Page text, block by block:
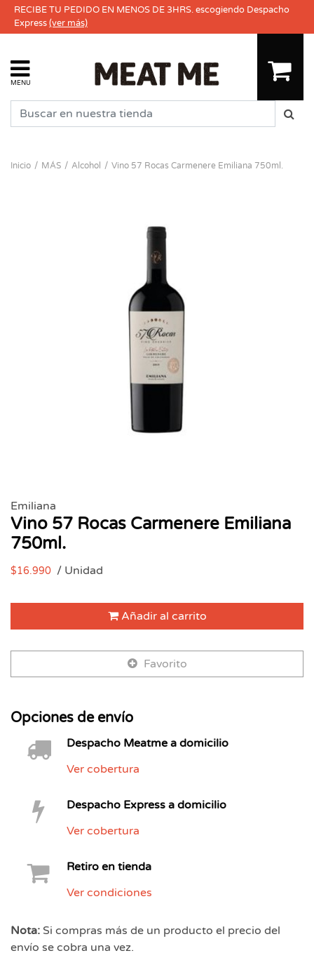
RECIBE TU PEDIDO EN MENOS DE 3HRS. escogiendo Despacho
Express(ver más)
MENU
Inicio MÁS Alcohol Vino 57 Rocas Carmenere Emiliana 750ml.
Emiliana
Vino 57 Rocas Carmenere Emiliana
750ml.
$16.990 / Unidad
Añadir al carrito
Favorito
Opciones de envío
Despacho Meatme a domicilio
Ver cobertura
Despacho Express a domicilio
Ver cobertura
Retiro en tienda
Ver condiciones
Nota: Si compras más de un producto el precio del
envío se cobra una vez.